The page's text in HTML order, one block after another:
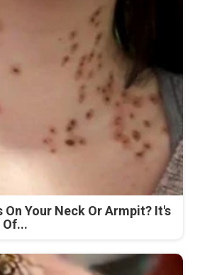
On Your Neck Or Armpit? It's